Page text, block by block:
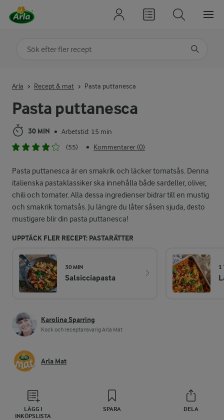
Pasta puttanesca
30 MIN • Arbetstid: 15 min
(55)
• Kommentarer (0)
Pasta puttanesca är en smakrik och läcker tomatsås. Denna
italienska pastaklassiker ska innehålla både sardeller, oliver,
chili och tomater. Alla dessa ingredienser bidrar till en mustig
och smakrik tomatsås. Ju längre du låter såsen sjuda, desto
mustigare blir din pasta puttanesca!
UPPTÄCK FLER RECEPT: PASTARÄTTER
30 MIN
Salsicciapasta
1
Karolina Sparring
Kock och receptansvarig Arla Mat
Arla Mat
LÄGG I
INKÖPSLISTA
SPARA DELA
Arla Recept & mat Pasta puttanesca
Sök på kategori eller ingrediens